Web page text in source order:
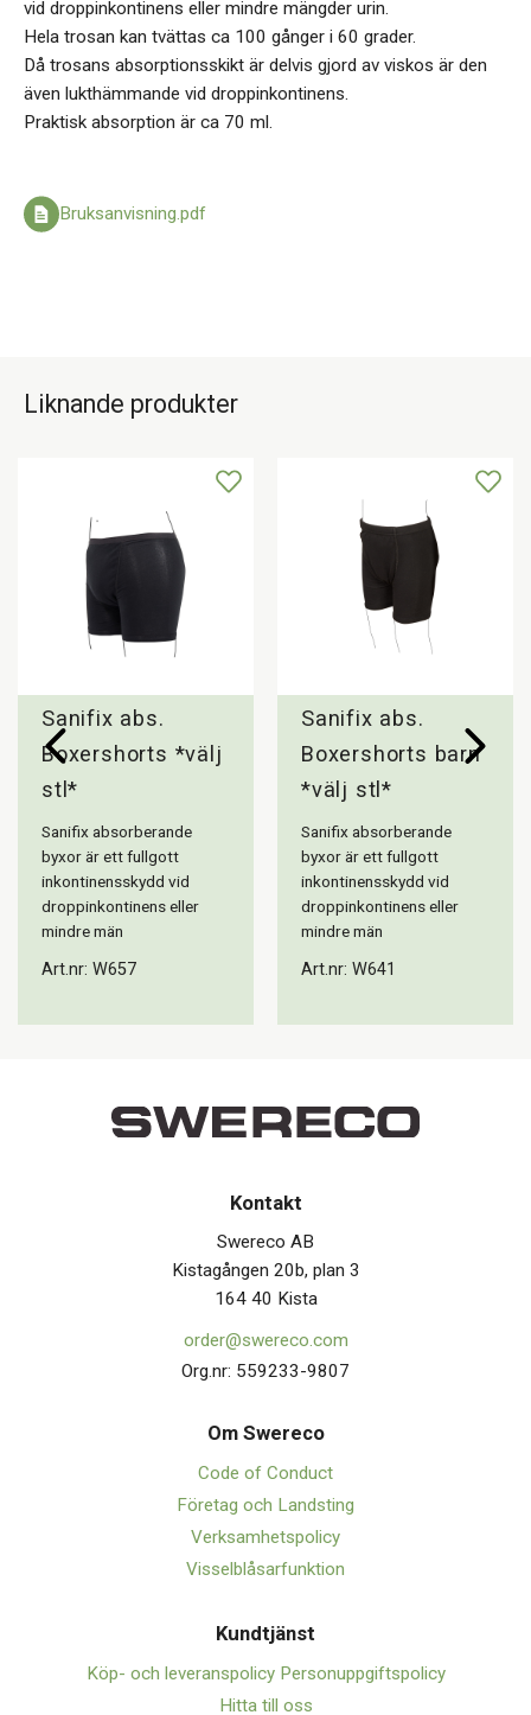
vid droppinkontinens eller mindre mängder urin.
Hela trosan kan tvättas ca 100 gånger i 60 grader.
Då trosans absorptionsskikt är delvis gjord av viskos är den
även lukthämmande vid droppinkontinens.
Praktisk absorption är ca 70 ml.
Bruksanvisning.pdf
Liknande produkter
Sanifix abs.
Boxershorts *välj
stl*
Sanifix absorberande
byxor är ett fullgott
inkontinensskydd vid
droppinkontinens eller
mindre män
Art.nr: W657
Sanifix abs.
Boxershorts barn
*välj stl*
Sanifix absorberande
byxor är ett fullgott
inkontinensskydd vid
droppinkontinens eller
mindre män
Art.nr: W641
Kontakt
Swereco AB
Kistagången 20b, plan 3
164 40 Kista
order@swereco.com
Org.nr: 559233-9807
Om Swereco
Code of Conduct
Företag och Landsting
Verksamhetspolicy
Visselblåsarfunktion
Kundtjänst
Köp- och leveranspolicy Personuppgiftspolicy
Hitta till oss